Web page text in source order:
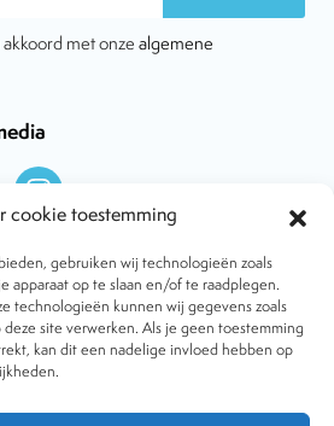
cookie toestemming
gebruiken wij technologieën zoals
apparaat op te slaan en/of te raadplegen.
technologieën kunnen wij gegevens zoals
site verwerken. Als je geen toestemming
kan dit een nadelige invloed hebben op
met onze algemene